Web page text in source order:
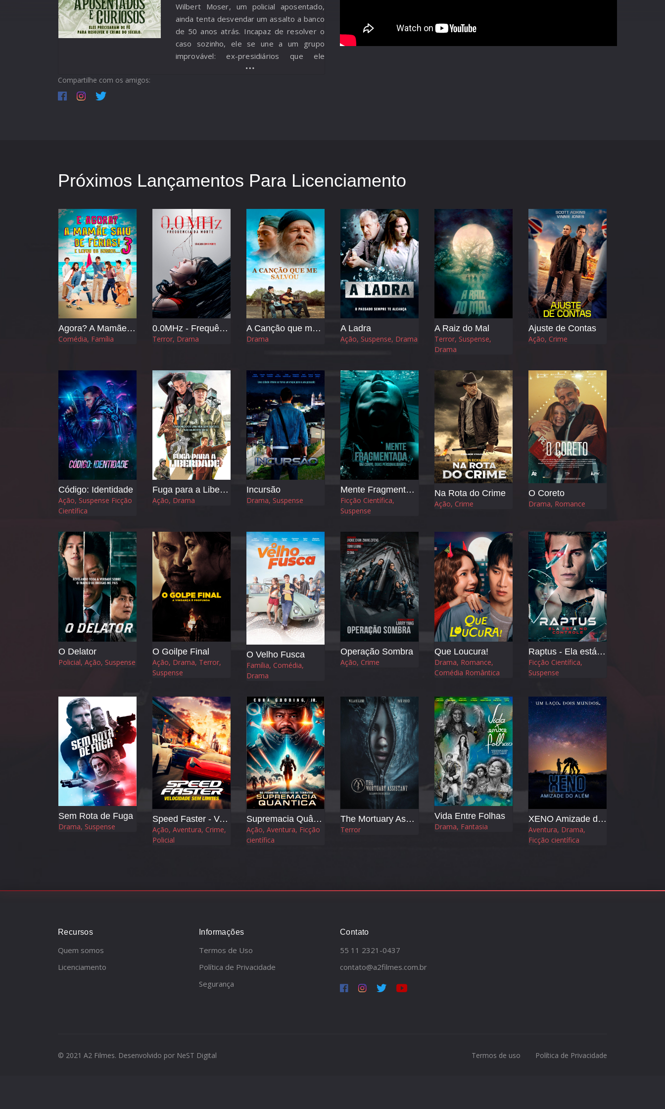
Wilbert Moser, um policial aposentado,
ainda tenta desvendar um assalto a banco
de 50 anos atrás. Incapaz de resolver o
caso sozinho, ele se une a um grupo
improvável: ex-presidiários que ele
prendeu e reabilitou. Com a ajuda de uma
Compartilhe com os amigos:
Próximos Lançamentos Para Licenciamento
Agora? A Mamãe Saiu de Férias 3 e Levou os Sogros
Comédia, Família
0.0MHz - Frequência da Morte
Terror, Drama
A Canção que me Salvou
Drama
A Ladra
Ação, Suspense, Drama
A Raiz do Mal
Terror, Suspense,
Drama
Ajuste de Contas
Ação, Crime
Código: Identidade
Ação, Suspense Ficção
Científica
Fuga para a Liberdade
Ação, Drama
Incursão
Drama, Suspense
Mente Fragmentada
Ficção Científica,
Suspense
Na Rota do Crime
Ação, Crime
O Coreto
Drama, Romance
O Delator
Policial, Ação, Suspense
O Goilpe Final
Ação, Drama, Terror,
Suspense
O Velho Fusca
Família, Comédia,
Drama
Operação Sombra
Ação, Crime
Que Loucura!
Drama, Romance,
Comédia Romântica
Raptus - Ela está no Controle
Ficção Científica,
Suspense
Sem Rota de Fuga
Drama, Suspense
Speed Faster - Velocidade sem Limites
Ação, Aventura, Crime,
Policial
Supremacia Quântica
Ação, Aventura, Ficção
científica
The Mortuary Assistant
Terror
Vida Entre Folhas
Drama, Fantasia
XENO Amizade do Além
Aventura, Drama,
Ficção científica
Recursos
Quem somos
Licenciamento
Informações
Termos de Uso
Política de Privacidade
Segurança
Contato
55 11 2321-0437
contato@a2filmes.com.br
© 2021 A2 Filmes. Desenvolvido por NeST Digital Termos de uso Política de Privacidade